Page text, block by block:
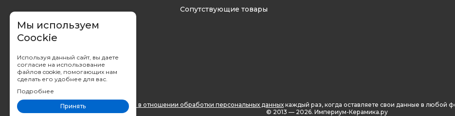
Сопутствующие товары
Вы принимаете условия политики в отношении обработки персональных данных каждый раз, когда оставляете свои данные в любой
© 2013 — 2026. Империум-Керамика.ру
Мы используем
Coockie
Используя данный сайт, вы даете
согласие на использование
файлов cookie, помогающих нам
сделать его удобнее для вас.
Подробнее
Принять